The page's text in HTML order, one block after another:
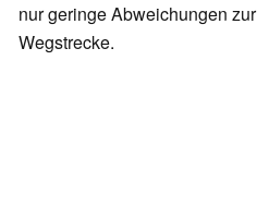
nur geringe Abweichungen zur
Wegstrecke.